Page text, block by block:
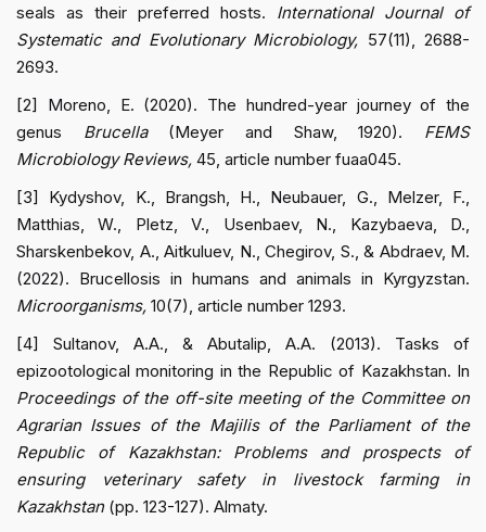
seals as their preferred hosts. International Journal of
Systematic and Evolutionary Microbiology, 57(11), 2688-
2693.
[2] Moreno, E. (2020). The hundred-year journey of the
genus Brucella(Meyer and Shaw, 1920). FEMS
Microbiology Reviews, 45, article number fuaa045.
[3] Kydyshov, K., Brangsh, H., Neubauer, G., Melzer, F.,
Matthias, W., Pletz, V., Usenbaev, N., Kazybaeva, D.,
Sharskenbekov, A., Aitkuluev, N., Chegirov, S., & Abdraev, M.
(2022). Brucellosis in humans and animals in Kyrgyzstan.
Microorganisms, 10(7), article number 1293.
[4] Sultanov, A.A., & Abutalip, A.A. (2013). Tasks of
epizootological monitoring in the Republic of Kazakhstan. In
Proceedings of the off-site meeting of the Committee on
Agrarian Issues of the Majilis of the Parliament of the
Republic of Kazakhstan: Problems and prospects of
ensuring veterinary safety in livestock farming in
Kazakhstan(pp. 123-127). Almaty.